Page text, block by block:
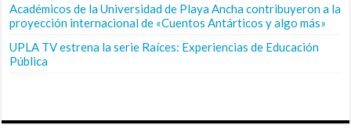
Académicos de la Universidad de Playa Ancha contribuyeron a la
proyección internacional de «Cuentos Antárticos y algo más»
UPLA TV estrena la serie Raíces: Experiencias de Educación
Pública